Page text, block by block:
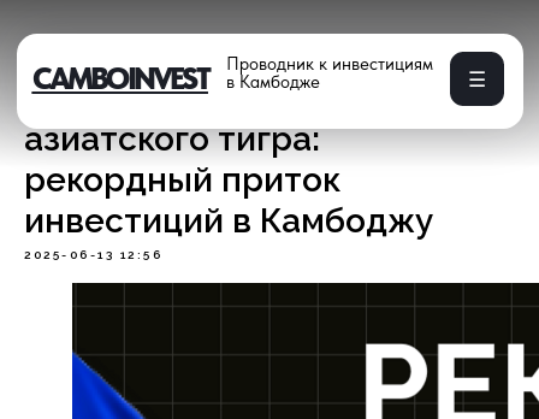
в Камбодже
🐯 Новые полоски
азиатского тигра:
рекордный приток
инвестиций в Камбоджу
2025-06-13 12:56